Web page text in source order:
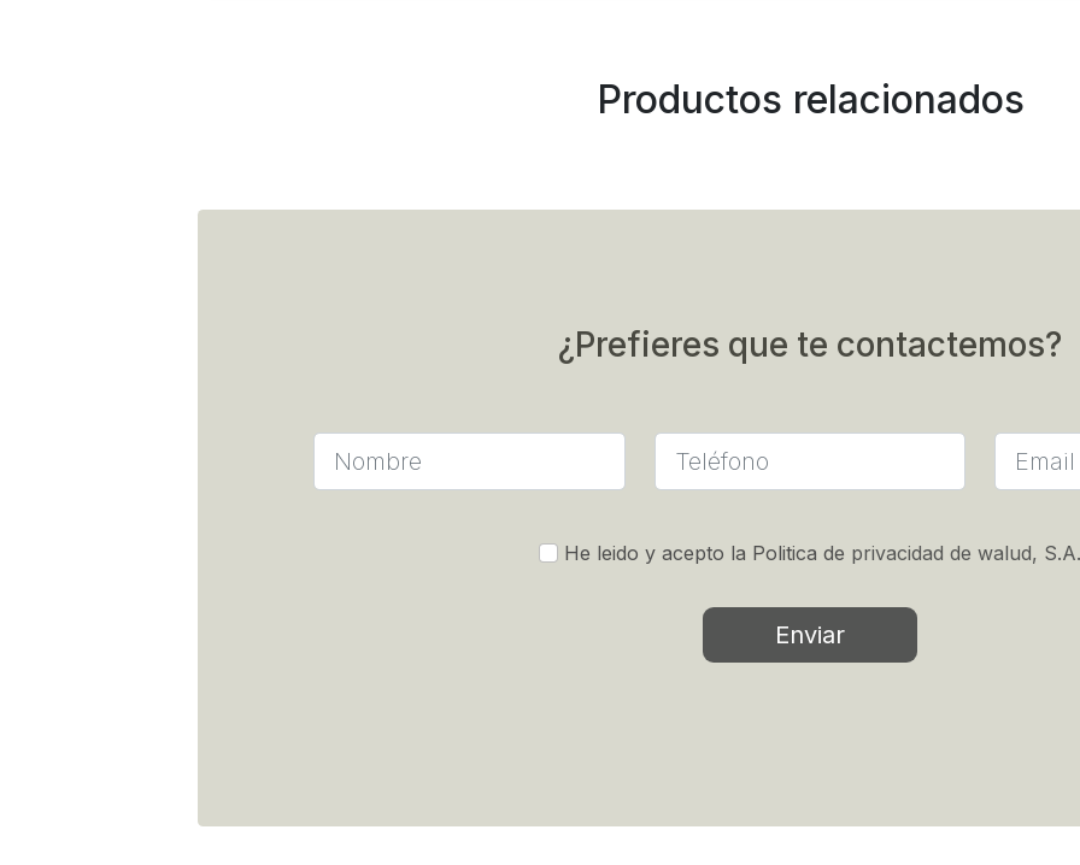
Productos relacionados
¿Prefieres que te contactemos?
He leido y acepto la Politica de privacidad de walud, S.A.
Enviar